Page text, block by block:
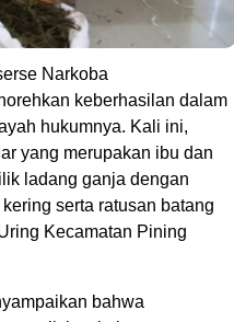
Narkoba
keberhasilan dalam
hukumnya. Kali ini,
yang merupakan ibu dan
ladang ganja dengan
serta ratusan batang
Kecamatan Pining
bahwa